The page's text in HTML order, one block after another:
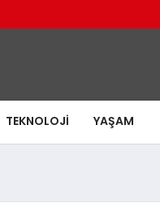
TEKNOLOJI YAŞAM